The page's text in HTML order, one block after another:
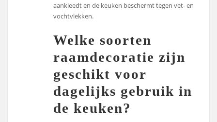
aankleedt en de keuken beschermt tegen vet- en
vochtvlekken.
Welke soorten
raamdecoratie zijn
geschikt voor
dagelijks gebruik in
de keuken?